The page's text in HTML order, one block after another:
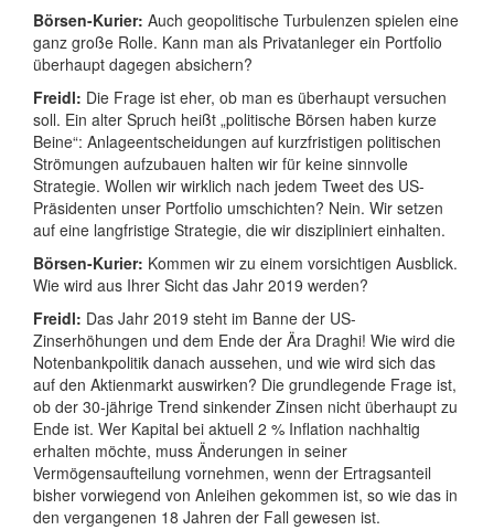
Börsen-Kurier: Auch geopolitische Turbulenzen spielen eine
ganz große Rolle. Kann man als Privatanleger ein Portfolio
überhaupt dagegen absichern?
Freidl: Die Frage ist eher, ob man es überhaupt versuchen
soll. Ein alter Spruch heißt „politische Börsen haben kurze
Beine“: Anlageentscheidungen auf kurzfristigen politischen
Strömungen aufzubauen halten wir für keine sinnvolle
Strategie. Wollen wir wirklich nach jedem Tweet des US-
Präsidenten unser Portfolio umschichten? Nein. Wir setzen
auf eine langfristige Strategie, die wir diszipliniert einhalten.
Börsen-Kurier: Kommen wir zu einem vorsichtigen Ausblick.
Wie wird aus Ihrer Sicht das Jahr 2019 werden?
Freidl: Das Jahr 2019 steht im Banne der US-
Zinserhöhungen und dem Ende der Ära Draghi! Wie wird die
Notenbankpolitik danach aussehen, und wie wird sich das
auf den Aktienmarkt auswirken? Die grundlegende Frage ist,
ob der 30-jährige Trend sinkender Zinsen nicht überhaupt zu
Ende ist. Wer Kapital bei aktuell 2 % Inflation nachhaltig
erhalten möchte, muss Änderungen in seiner
Vermögensaufteilung vornehmen, wenn der Ertragsanteil
bisher vorwiegend von Anleihen gekommen ist, so wie das in
den vergangenen 18 Jahren der Fall gewesen ist.